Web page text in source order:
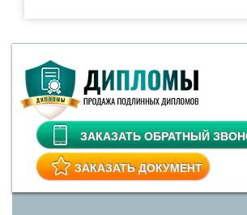
ЗАКАЗАТЬ ОБРАТНЫЙ
ЗАКАЗАТЬ ДОКУМЕНТ